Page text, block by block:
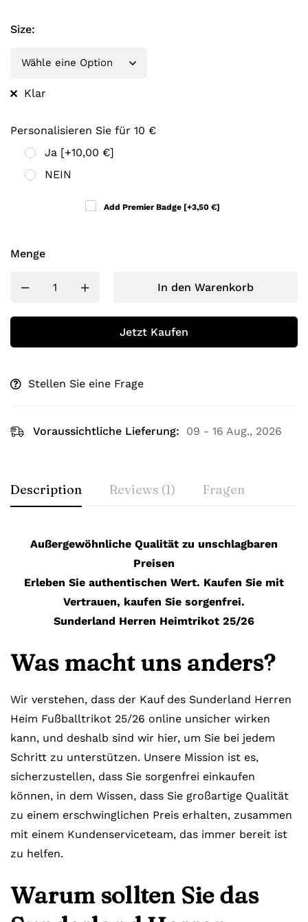
Size:
Klar
Personalisieren Sie für 10 €
Ja [+10,00 €]
NEIN
Add Premier Badge [+3,50 €]
Menge
In den Warenkorb
Jetzt Kaufen
Stellen Sie eine Frage
Voraussichtliche Lieferung: 09 - 16 Aug., 2026
Description Reviews (1) Fragen
Außergewöhnliche Qualität zu unschlagbaren
Preisen
Erleben Sie authentischen Wert. Kaufen Sie mit
Vertrauen, kaufen Sie sorgenfrei.
Sunderland Herren Heimtrikot 25/26
Was macht uns anders?
Wir verstehen, dass der Kauf des Sunderland Herren
Heim Fußballtrikot 25/26 online unsicher wirken
kann, und deshalb sind wir hier, um Sie bei jedem
Schritt zu unterstützen. Unsere Mission ist es,
sicherzustellen, dass Sie sorgenfrei einkaufen
können, in dem Wissen, dass Sie großartige Qualität
zu einem erschwinglichen Preis erhalten, zusammen
mit einem Kundenserviceteam, das immer bereit ist
zu helfen.
Warum sollten Sie das